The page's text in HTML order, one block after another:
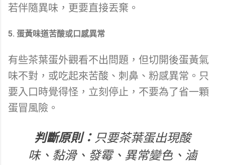
若伴隨異味，更要直接丟棄。
5. 蛋黃味道苦酸或口感異常
有些茶葉蛋外觀看不出問題，但切開後蛋黃氣
味不對，或吃起來苦酸、刺鼻、粉感異常。只
要入口時覺得怪，立刻停止，不要為了省一顆
蛋冒風險。
判斷原則： 只要茶葉蛋出現酸
味、黏滑、發霉、異常變色、滷